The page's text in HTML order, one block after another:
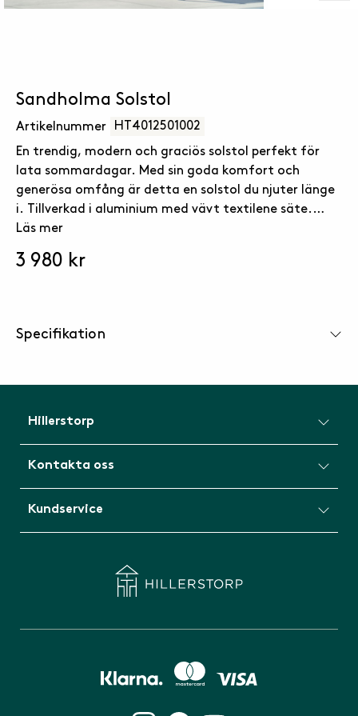
Sandholma Solstol
Artikelnummer HT4012501002
En trendig, modern och graciös solstol perfekt för
lata sommardagar. Med sin goda komfort och
generösa omfång är detta en solstol du njuter länge
i. Tillverkad i aluminium med vävt textilene säte.
Stolen är stapelbar för smidig förvaring.
Läs mer
3 980 kr
Specifikation
Hillerstorp
Kontakta oss
Kundservice